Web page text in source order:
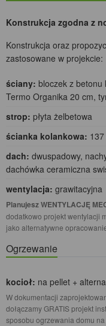
Konstrukcja zgodna z
Konstrukcja oraz
zastosowane w projekcie:
ściany: bloczek z betonu
Termo Organika 20 cm,
strop: płyta żelbetowa
ścianka kolankowa:
dach: dwuspadowy,
dachówka ceramiczna
wentylacja: grawitacyjna
Planujesz WENTYLACJĘ
dodatkowo projekt wentylacji
jako alternatywne
Ogrzewanie
kocioł: na pellet +
W dokumentacji
dołączamy GRATIS projekt
sposobu ogrzewania domu na